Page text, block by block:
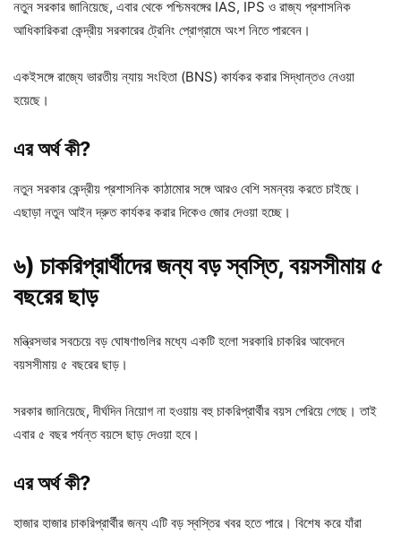
নতুন সরকার জানিয়েছে, এবার থেকে পশ্চিমবঙ্গের IAS, IPS ও রাজ্য প্রশাসনিক
আধিকারিকরা কেন্দ্রীয় সরকারের ট্রেনিং প্রোগ্রামে অংশ নিতে পারবেন।
একইসঙ্গে রাজ্যে ভারতীয় ন্যায় সংহিতা (BNS) কার্যকর করার সিদ্ধান্তও নেওয়া
হয়েছে।
এর অর্থ কী?
নতুন সরকার কেন্দ্রীয় প্রশাসনিক কাঠামোর সঙ্গে আরও বেশি সমন্বয় করতে চাইছে।
এছাড়া নতুন আইন দ্রুত কার্যকর করার দিকেও জোর দেওয়া হচ্ছে।
৬) চাকরিপ্রার্থীদের জন্য বড় স্বস্তি, বয়সসীমায় ৫
বছরের ছাড়
মন্ত্রিসভার সবচেয়ে বড় ঘোষণাগুলির মধ্যে একটি হলো সরকারি চাকরির আবেদনে
বয়সসীমায় ৫ বছরের ছাড়।
সরকার জানিয়েছে, দীর্ঘদিন নিয়োগ না হওয়ায় বহু চাকরিপ্রার্থীর বয়স পেরিয়ে গেছে। তাই
এবার ৫ বছর পর্যন্ত বয়সে ছাড় দেওয়া হবে।
এর অর্থ কী?
হাজার হাজার চাকরিপ্রার্থীর জন্য এটি বড় স্বস্তির খবর হতে পারে। বিশেষ করে যাঁরা